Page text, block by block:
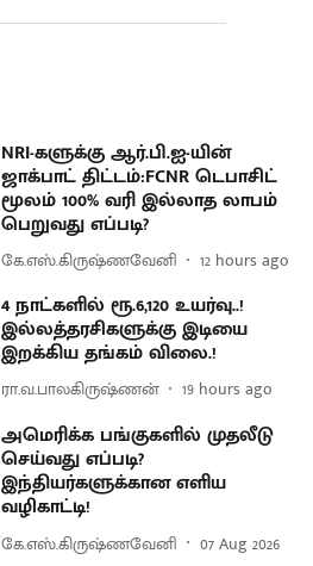
NRI-களுக்கு ஆர்.பி.ஐ-யின்
ஜாக்பாட் திட்டம்:FCNR டெபாசிட்
மூலம் 100% வரி இல்லாத லாபம்
பெறுவது எப்படி?
கே.எஸ்.கிருஷ்ணவேனி 12 hours ago
4 நாட்களில் ரூ.6,120 உயர்வு..!
இல்லத்தரசிகளுக்கு இடியை
இறக்கிய தங்கம் விலை.!
ரா.வ.பாலகிருஷ்ணன் 19 hours ago
அமெரிக்க பங்குகளில் முதலீடு
செய்வது எப்படி?
இந்தியர்களுக்கான எளிய
வழிகாட்டி!
கே.எஸ்.கிருஷ்ணவேனி 07 Aug 2026